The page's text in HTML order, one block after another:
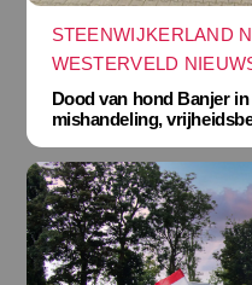
STEENWIJKERLAND
WESTERVELD
Dood van hond Banjer
mishandeling,